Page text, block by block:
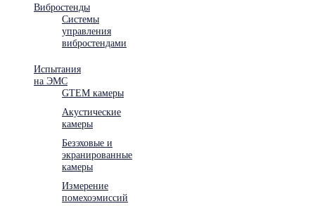
Вибростенды
Системы
управления
вибростендами
Испытания
на ЭМС
GTEM камеры
Акустические
камеры
Безэховые и
экранированные
камеры
Измерение
помехоэмиссий